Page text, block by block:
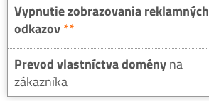
Vypnutie zobrazovania reklamných
odkazov **
Prevod vlastníctva doményna
zákazníka